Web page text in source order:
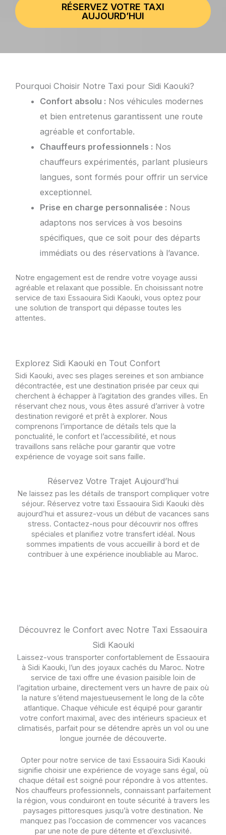
RÉSERVEZ VOTRE TAXI
AUJOURD’HUI
Pourquoi Choisir Notre Taxi pour Sidi Kaouki?
Confort absolu : Nos véhicules modernes
et bien entretenus garantissent une route
agréable et confortable.
Chauffeurs professionnels : Nos
chauffeurs expérimentés, parlant plusieurs
langues, sont formés pour offrir un service
exceptionnel.
Prise en charge personnalisée : Nous
adaptons nos services à vos besoins
spécifiques, que ce soit pour des départs
immédiats ou des réservations à l’avance.
Notre engagement est de rendre votre voyage aussi
agréable et relaxant que possible. En choisissant notre
service de taxi Essaouira Sidi Kaouki, vous optez pour
une solution de transport qui dépasse toutes les
attentes.
Explorez Sidi Kaouki en Tout Confort
Sidi Kaouki, avec ses plages sereines et son ambiance
décontractée, est une destination prisée par ceux qui
cherchent à échapper à l’agitation des grandes villes. En
réservant chez nous, vous êtes assuré d’arriver à votre
destination revigoré et prêt à explorer. Nous
comprenons l’importance de détails tels que la
ponctualité, le confort et l’accessibilité, et nous
travaillons sans relâche pour garantir que votre
expérience de voyage soit sans faille.
Réservez Votre Trajet Aujourd’hui
Ne laissez pas les détails de transport compliquer votre
séjour. Réservez votre taxi Essaouira Sidi Kaouki dès
aujourd’hui et assurez-vous un début de vacances sans
stress. Contactez-nous pour découvrir nos offres
spéciales et planifiez votre transfert idéal. Nous
sommes impatients de vous accueillir à bord et de
contribuer à une expérience inoubliable au Maroc.
Découvrez le Confort avec Notre Taxi Essaouira
Sidi Kaouki
Laissez-vous transporter confortablement de Essaouira
à Sidi Kaouki, l’un des joyaux cachés du Maroc. Notre
service de taxi offre une évasion paisible loin de
l’agitation urbaine, directement vers un havre de paix où
la nature s’étend majestueusement le long de la côte
atlantique. Chaque véhicule est équipé pour garantir
votre confort maximal, avec des intérieurs spacieux et
climatisés, parfait pour se détendre après un vol ou une
longue journée de découverte.
Opter pour notre service de taxi Essaouira Sidi Kaouki
signifie choisir une expérience de voyage sans égal, où
chaque détail est soigné pour répondre à vos attentes.
Nos chauffeurs professionnels, connaissant parfaitement
la région, vous conduiront en toute sécurité à travers les
paysages pittoresques jusqu’à votre destination. Ne
manquez pas l’occasion de commencer vos vacances
par une note de pure détente et d’exclusivité.